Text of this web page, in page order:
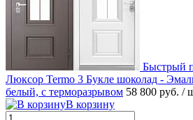
Быстрый
Люксор Termo 3 Букле шоколад -
белый, с терморазрывом 58 800 руб. /
В корзину